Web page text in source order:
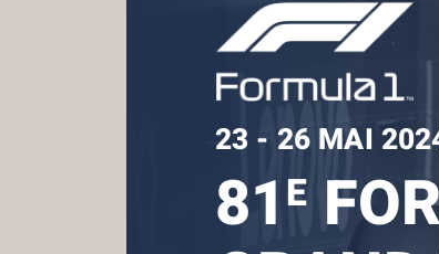
23 - 26 MAI
81 E